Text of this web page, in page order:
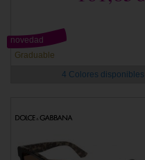
Graduable
novedad
4 Colores disponibles